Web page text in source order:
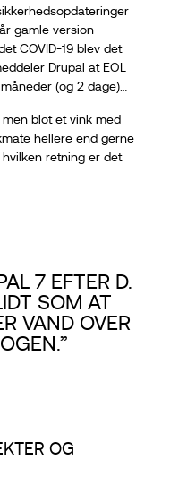
gamle version
COVID-19 blev det
Drupal at EOL
(og 2 dage)…
blot et vink med
hellere end gerne
retning er det
7 EFTER D.
SOM AT
VAND OVER
OG